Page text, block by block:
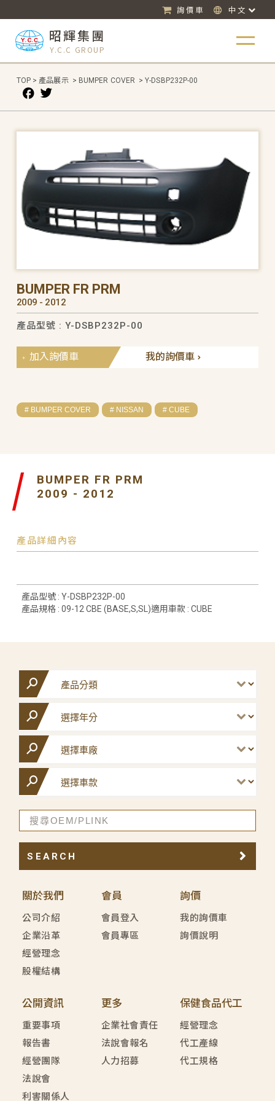
詢價車 中文
昭輝集團
Y.C.C GROUP
TOP > 產品展示 > BUMPER COVER > Y-DSBP232P-00
BUMPER FR PRM
2009 - 2012
產品型號 : Y-DSBP232P-00
我的詢價車
加入詢價車
# BUMPER COVER # NISSAN # CUBE
BUMPER FR PRM
2009 - 2012
產品詳細內容
產品型號 : Y-DSBP232P-00
產品規格 : 09-12 CBE (BASE,S,SL)適用車款 : CUBE
關於我們
公司介紹
企業沿革
經營理念
股權結構
會員
會員登入
會員專區
詢價
我的詢價車
詢價說明
公開資訊
重要事項
報告書
經營團隊
法說會
利害關係人
更多
企業社會責任
法說會報名
人力招募
保健食品代工
經營理念
代工產線
代工規格
SEARCH